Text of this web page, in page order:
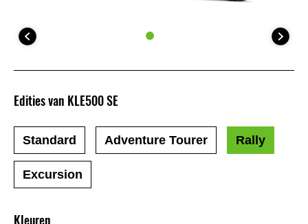
Kleuren
Edities van KLE500 SE
Standard Adventure Tourer Rally
Excursion